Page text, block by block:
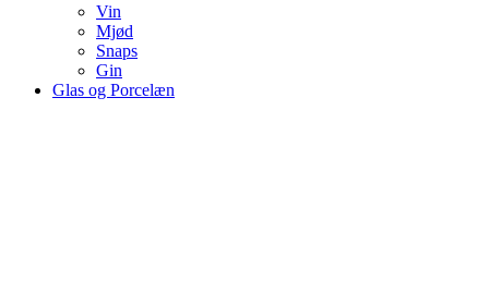
Vin
Mjød
Snaps
Gin
Glas og Porcelæn